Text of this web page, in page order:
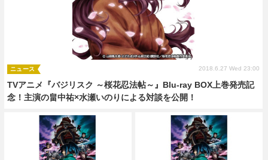
声優 コスプレ
舞台 新帝スタ
動画
連載・ブログ一覧
編集部ブログ・お知らせ
TVアニメ『バジリスク ～桜花忍法帖～』Blu-ray BOX上巻発売記
念！主演の畠中祐×水瀬いのりによる対談を公開！
ニュース 2018.6.27 Wed 23:00